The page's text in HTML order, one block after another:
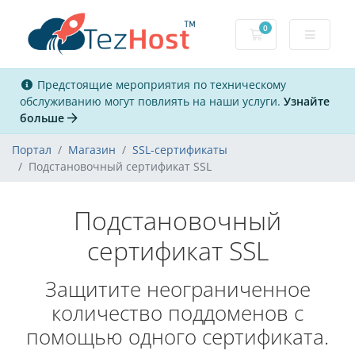
0
Корзина
Предстоящие мероприятия по техническому
обслуживанию могут повлиять на наши услуги. Узнайте
больше
Портал Магазин
SSL-сертификаты
Подстановочный сертификат SSL
Подстановочный
сертификат SSL
Защитите неограниченное
количество поддоменов с
помощью одного сертификата.